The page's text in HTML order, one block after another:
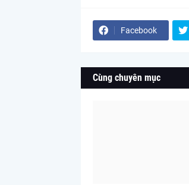
Facebook
Cùng chuyên mục